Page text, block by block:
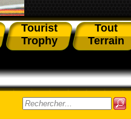
Tourist
Trophy
Tout
Terrain